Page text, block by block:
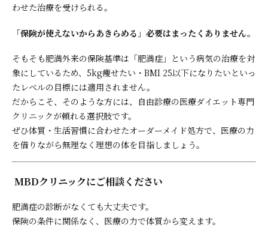
わせた治療を受けられる。
「保険が使えないからあきらめる」必要はまったくありません。
そもそも肥満外来の保険基準は「肥満症」という病気の治療を対
象にしているため、5kg痩せたい・BMI 25以下になりたいといっ
たレベルの目標には適用されません。
だからこそ、そのような方には、自由診療の医療ダイエット専門
クリニックが頼れる選択肢です。
ぜひ体質・生活習慣に合わせたオーダーメイド処方で、医療の力
を借りながら無理なく理想の体を目指しましょう。
MBDクリニックにご相談ください
肥満症の診断がなくても大丈夫です。
保険の条件に関係なく、医療の力で体質から変えます。